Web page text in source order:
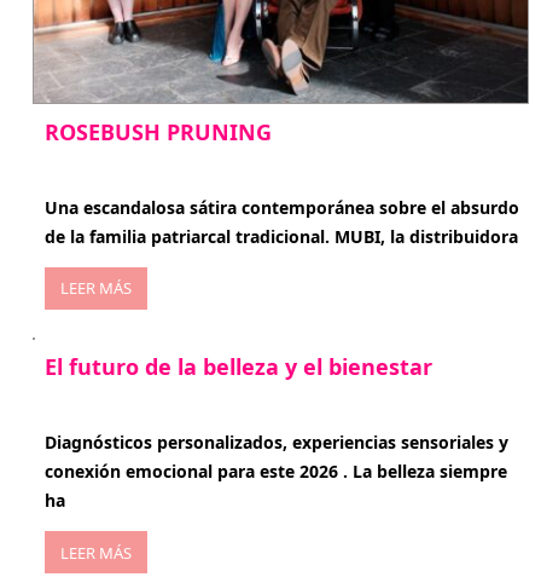
ROSEBUSH PRUNING
Una escandalosa sátira contemporánea sobre el absurdo
de la familia patriarcal tradicional. MUBI, la distribuidora
LEER MÁS
El futuro de la belleza y el bienestar
Diagnósticos personalizados, experiencias sensoriales y
conexión emocional para este 2026 . La belleza siempre
ha
LEER MÁS